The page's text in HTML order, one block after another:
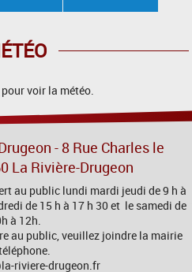
pour voir la météo.
- 8 Rue Charles le
La Rivière-Drugeon
au public lundi mardi jeudi de 9 h à
de 15 h à 17 h 30 et le samedi de
à 12h.
au public, veuillez joindre la mairie
riviere-drugeon.fr